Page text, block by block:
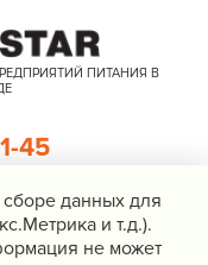
ПИТАНИЯ В
45
данных для
и т.д.).
не может